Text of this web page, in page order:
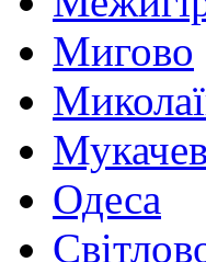
Мигово
Одеса